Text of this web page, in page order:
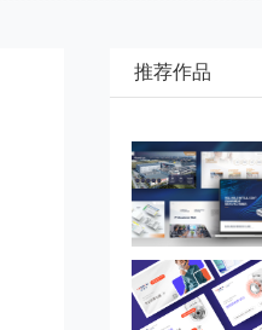
推荐作品